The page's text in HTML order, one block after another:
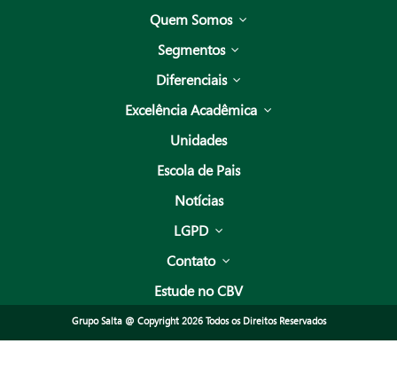
Quem Somos
Segmentos
Diferenciais
Excelência Acadêmica
Unidades
Escola de Pais
Notícias
LGPD
Contato
Estude no CBV
Grupo Salta @ Copyright 2026 Todos os Direitos Reservados